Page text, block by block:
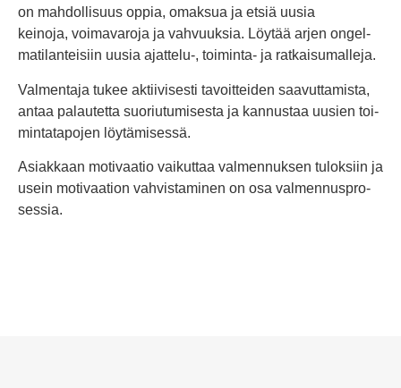
on mah­dol­lisuus oppia, omaksua ja etsiä uusia
keinoja, voi­ma­varoja ja vah­vuuksia. Löytää arjen ongel­
ma­ti­lan­teisiin uusia ajattelu-, toi­minta- ja rat­kai­su­malleja.
Val­mentaja tukee aktii­vi­sesti tavoit­teiden saa­vut­ta­mista,
antaa palau­tetta suo­riu­tu­mi­sesta ja kan­nustaa uusien toi­
min­ta­ta­pojen löy­tä­mi­sessä.
Asiakkaan moti­vaatio vai­kuttaa val­men­nuksen tuloksiin ja
usein moti­vaation vah­vis­ta­minen on osa val­men­nus­pro­
sessia.